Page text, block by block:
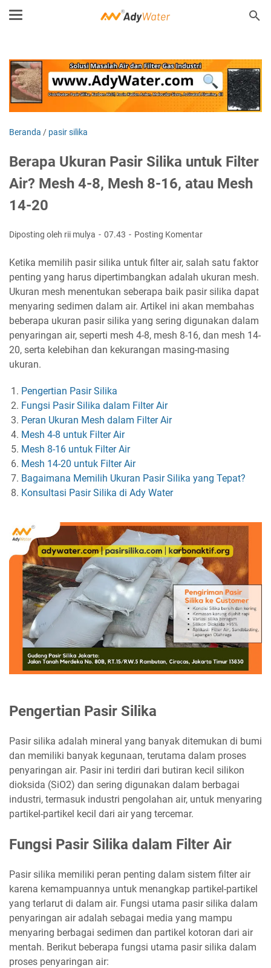
Beranda / pasir silika
Berapa Ukuran Pasir Silika untuk Filter
Air? Mesh 4-8, Mesh 8-16, atau Mesh
14-20
Diposting oleh rii mulya 07.43 Posting Komentar
Ketika memilih pasir silika untuk filter air, salah satu faktor
penting yang harus dipertimbangkan adalah ukuran mesh.
Ukuran mesh menentukan seberapa baik pasir silika dapat
menyaring sedimen dalam air. Artikel ini akan membahas
beberapa ukuran pasir silika yang sering digunakan dalam
penyaringan air, seperti mesh 4-8, mesh 8-16, dan mesh 14-
20, serta kelebihan dan kekurangan masing-masing
ukuran.
Pengertian Pasir Silika
Fungsi Pasir Silika dalam Filter Air
Peran Ukuran Mesh dalam Filter Air
Mesh 4-8 untuk Filter Air
Mesh 8-16 untuk Filter Air
Mesh 14-20 untuk Filter Air
Bagaimana Memilih Ukuran Pasir Silika yang Tepat?
Konsultasi Pasir Silika di Ady Water
Pengertian Pasir Silika
Pasir silika adalah mineral yang banyak ditemukan di bumi
dan memiliki banyak kegunaan, terutama dalam proses
penyaringan air. Pasir ini terdiri dari butiran kecil silikon
dioksida (SiO2) dan sering digunakan dalam berbagai
industri, termasuk industri pengolahan air, untuk menyaring
partikel-partikel kecil dari air yang tercemar.
Fungsi Pasir Silika dalam Filter Air
Pasir silika memiliki peran penting dalam sistem filter air
karena kemampuannya untuk menangkap partikel-partikel
yang terlarut di dalam air. Fungsi utama pasir silika dalam
penyaringan air adalah sebagai media yang mampu
menyaring berbagai sedimen dan partikel kotoran dari air
mentah. Berikut beberapa fungsi utama pasir silika dalam
proses penyaringan air: